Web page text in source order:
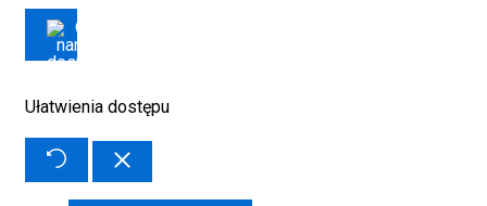
Ułatwienia dostępu